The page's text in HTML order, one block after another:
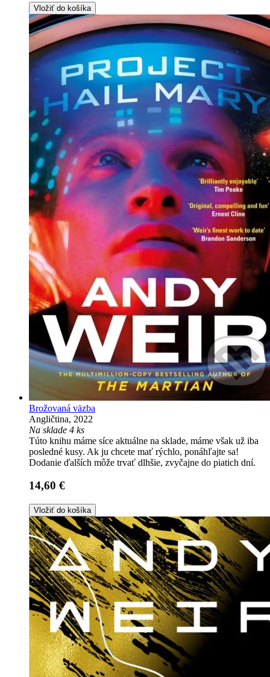
Vložiť do košíka
Brožovaná väzba
Angličtina, 2022
Na sklade 4 ks
Túto knihu máme síce aktuálne na sklade, máme však už iba
posledné kusy. Ak ju chcete mať rýchlo, ponáhľajte sa!
Dodanie ďalších môže trvať dlhšie, zvyčajne do piatich dní.
14,60 €
Vložiť do košíka